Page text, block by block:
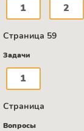
1 2
Страница 59
Задачи
1
Страница
Вопросы